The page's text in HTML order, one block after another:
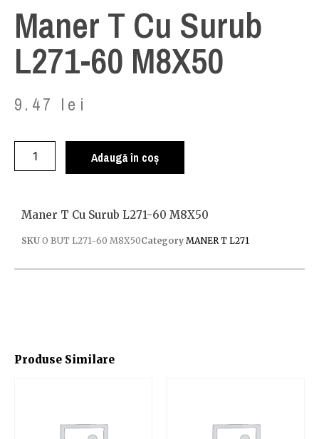
Maner T Cu Surub
L271-60 M8X50
9.47 lei
Adaugă în coș
Produse Similare
Maner T Cu Surub L271-60 M8X50
SKU O BUT L271-60 M8X50Category MANER T L271